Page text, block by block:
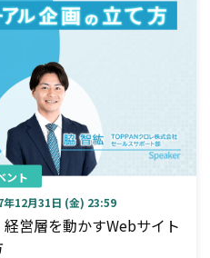
ント
12月31日 (金) 23:59
営層を動かすWebサイト